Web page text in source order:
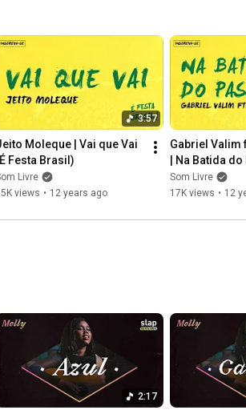
3:57
Moleque | Vai que Vai
Festa Brasil)
Livre
views • 12 years ago
Gabriel Valim
| Na Batida
Festa Brasil)
Som Livre
17K views • 12
2:17